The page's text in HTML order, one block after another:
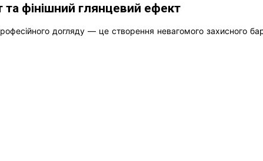
фінішний глянцевий ефект
догляду — це створення невагомого захисного